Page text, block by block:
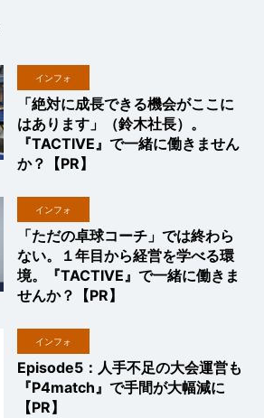
インフォ
「絶対に成長できる機会がここに
はあります」（鈴木社長）。
『TACTIVE』で一緒に働きません
か？【PR】
インフォ
「ただの卓球コーチ」では終わら
ない。１年目から経営を学べる環
境。『TACTIVE』で一緒に働きま
せんか？【PR】
インフォ
Episode5：人手不足の大会運営も
『P4match』で手間が大幅減に
【PR】